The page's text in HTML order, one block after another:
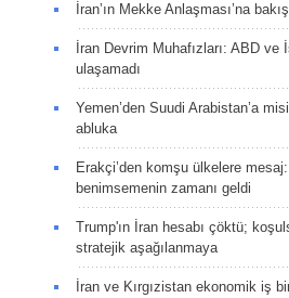
İran’ın Mekke Anlaşması’na
İran Devrim Muhafızları: ABD ve
ulaşamadı
Yemen’den Suudi Arabistan’a
abluka
Erakçi’den komşu ülkelere
benimsemenin zamanı geldi
Trump'ın İran hesabı çöktü;
stratejik aşağılanmaya
İran ve Kırgızistan ekonomik iş